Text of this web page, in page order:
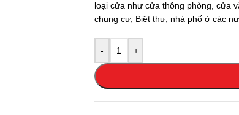
loại cửa như cửa thông phòng, cửa
chung cư, Biệt thự, nhà phố ở các
- +